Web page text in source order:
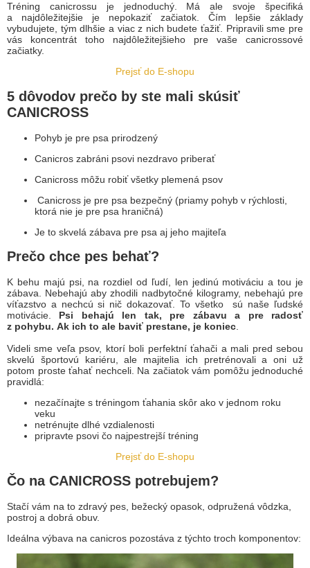
Tréning canicrossu je jednoduchý. Má ale svoje špecifiká
a najdôležitejšie je nepokaziť začiatok. Čím lepšie základy
vybudujete, tým dlhšie a viac z nich budete ťažiť. Pripravili sme pre
vás koncentrát toho najdôležitejšieho pre vaše canicrossové
začiatky.
Prejsť do E-shopu
5 dôvodov prečo by ste mali skúsiť
CANICROSS
Pohyb je pre psa prirodzený
Canicros zabráni psovi nezdravo priberať
Canicross môžu robiť všetky plemená psov
Canicross je pre psa bezpečný (priamy pohyb v rýchlosti,
ktorá nie je pre psa hraničná)
Je to skvelá zábava pre psa aj jeho majiteľa
Prečo chce pes behať?
K behu majú psi, na rozdiel od ľudí, len jedinú motiváciu a tou je
zábava. Nebehajú aby zhodili nadbytočné kilogramy, nebehajú pre
víťazstvo a nechcú si nič dokazovať. To všetko sú naše ľudské
motivácie. Psi behajú len tak, pre zábavu a pre radosť
z pohybu. Ak ich to ale baviť prestane, je koniec
Videli sme veľa psov, ktorí boli perfektní ťahači a mali pred sebou
skvelú športovú kariéru, ale majitelia ich pretrénovali a oni už
potom proste ťahať nechceli. Na začiatok vám pomôžu jednoduché
pravidlá:
nezačínajte s tréningom ťahania skôr ako v jednom roku
veku
netrénujte dlhé vzdialenosti
pripravte psovi čo najpestrejší tréning
Prejsť do E-shopu
Čo na CANICROSS potrebujem?
Stačí vám na to zdravý pes, bežecký opasok, odpružená vôdzka,
postroj a dobrá obuv.
Ideálna výbava na canicros pozostáva z týchto troch komponentov: